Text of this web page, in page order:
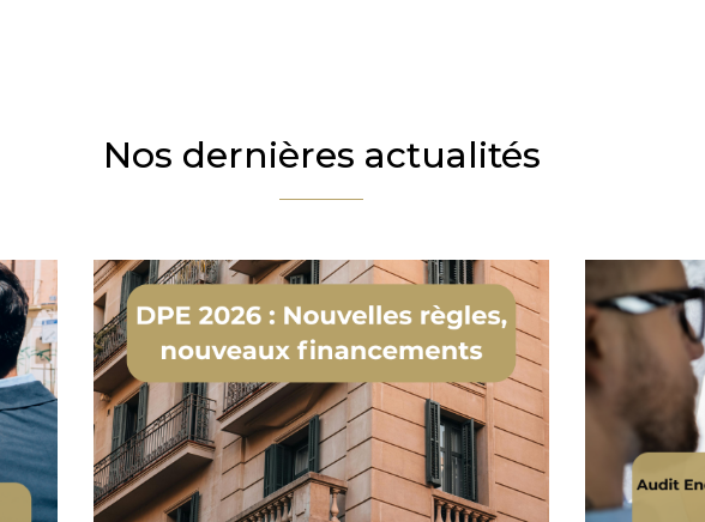
Nos dernières actualités
Nom
Prénom
Téléphone
Email